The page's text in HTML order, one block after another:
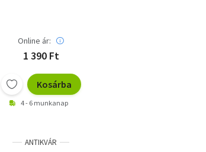
Online ár:
1 390 Ft
Kosárba
4 - 6 munkanap
ANTIKVÁR